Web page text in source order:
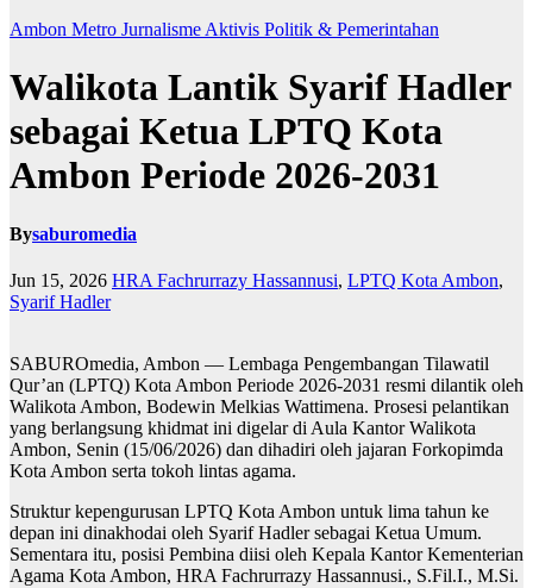
Ambon Metro Jurnalisme Aktivis Politik & Pemerintahan
Walikota Lantik Syarif Hadler
sebagai Ketua LPTQ Kota
Ambon Periode 2026-2031
Bysaburomedia
Jun 15, 2026 HRA Fachrurrazy Hassannusi, LPTQ Kota Ambon,
Syarif Hadler
SABUROmedia, Ambon — Lembaga Pengembangan Tilawatil
Qur’an (LPTQ) Kota Ambon Periode 2026-2031 resmi dilantik oleh
Walikota Ambon, Bodewin Melkias Wattimena. Prosesi pelantikan
yang berlangsung khidmat ini digelar di Aula Kantor Walikota
Ambon, Senin (15/06/2026) dan dihadiri oleh jajaran Forkopimda
Kota Ambon serta tokoh lintas agama.
Struktur kepengurusan LPTQ Kota Ambon untuk lima tahun ke
depan ini dinakhodai oleh Syarif Hadler sebagai Ketua Umum.
Sementara itu, posisi Pembina diisi oleh Kepala Kantor Kementerian
Agama Kota Ambon, HRA Fachrurrazy Hassannusi., S.Fil.I., M.Si.